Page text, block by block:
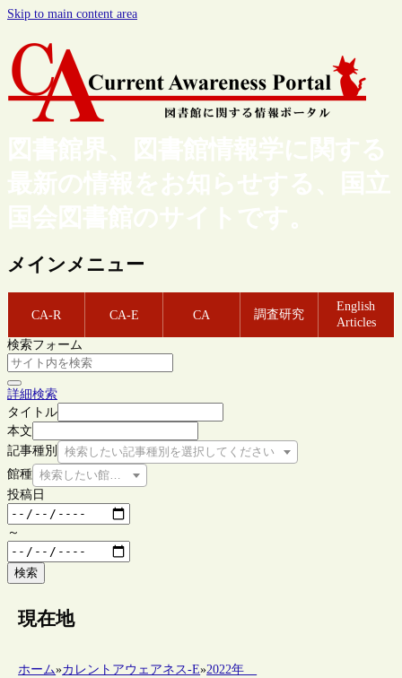
Skip to main content area
図書館界、図書館情報学に関する
最新の情報をお知らせする、国立
国会図書館のサイトです。
メインメニュー
CA-R CA-E CA 調査研究
English
Articles
検索フォーム
詳細検索
タイトル
本文
記事種別
検索したい記事種別を選択してください
館種 検索したい館種を選択してください
投稿日
～
検索
現在地
ホーム»カレントアウェアネス-E»2022年